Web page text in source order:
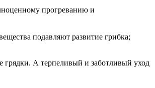
прогреванию и
подавляют развитие грибка;
грядки. А терпеливый и заботливый уход